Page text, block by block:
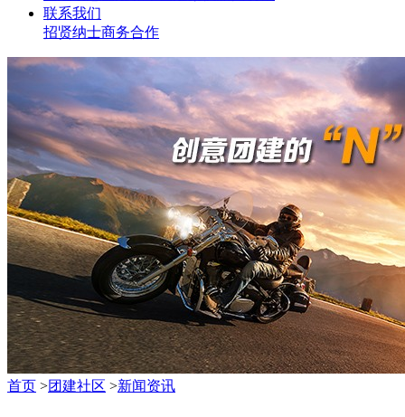
联系我们
招贤纳士商务合作
首页 >团建社区 >新闻资讯